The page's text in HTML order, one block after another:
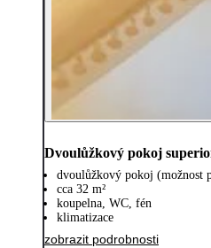
Dvoulůžkový pokoj
dvoulůžkový pokoj (možnost
cca 32 m²
koupelna, WC, fén
klimatizace
zobrazit podrobnosti